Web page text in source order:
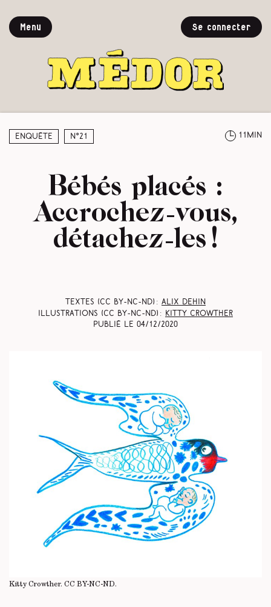
Menu Se connecter
Enquête N°21 11min
Bébés placés :
Accrochez-vous,
détachez-les !
Textes (CC BY-NC-ND) : Alix Dehin
Illustrations (CC BY-NC-ND) :
Kitty Crowther
Publié le 04/12/2020
Kitty Crowther. CC BY-NC-ND.